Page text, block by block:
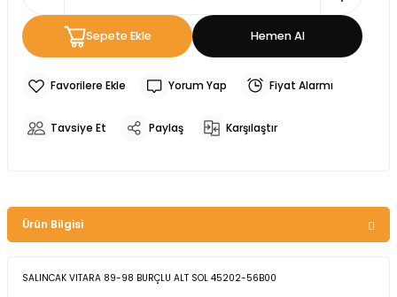
Sepete Ekle Hemen Al
Yorum Yap Fiyat Alarmı
Tavsiye Et Paylaş Karşılaştır
Ürün Bilgisi
SALINCAK VITARA 89-98 BURÇLU ALT SOL 45202-56B00